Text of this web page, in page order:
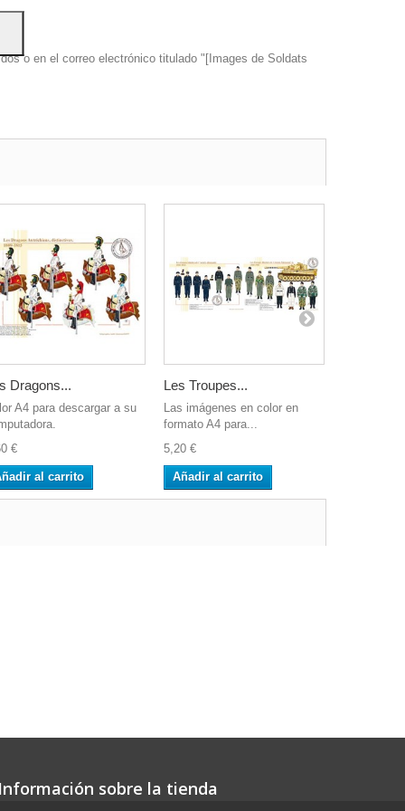
o en el correo electrónico titulado "[Images de Soldats
Dragons...
A4 para descargar a su
€
al carrito
Les Troupes...
Las imágenes en color en
formato A4 para...
5,20 €
Añadir al carrito
sobre la tienda